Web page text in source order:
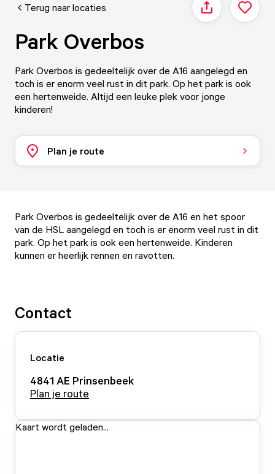
Terug naar locaties Delen
Park Overbos
Park Overbos is gedeeltelijk over de A16 aangelegd en
toch is er enorm veel rust in dit park. Op het park is ook
een hertenweide. Altijd een leuke plek voor jonge
kinderen!
Plan je route
Park Overbos is gedeeltelijk over de A16 en het spoor
van de HSL aangelegd en toch is er enorm veel rust in dit
park. Op het park is ook een hertenweide. Kinderen
kunnen er heerlijk rennen en ravotten.
Contact
Locatie
4841 AE Prinsenbeek
Plan je route
Kaart wordt geladen...